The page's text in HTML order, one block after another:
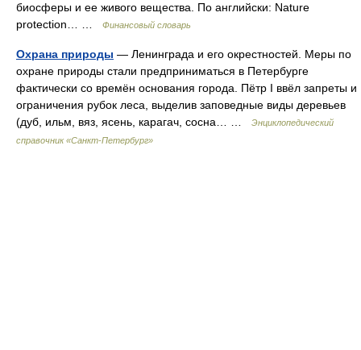
биосферы и ее живого вещества. По английски: Nature
protection… …
Финансовый словарь
Охрана природы — Ленинграда и его окрестностей. Меры по
охране природы стали предприниматься в Петербурге
фактически со времён основания города. Пётр I ввёл запреты и
ограничения рубок леса, выделив заповедные виды деревьев
(дуб, ильм, вяз, ясень, карагач, сосна… …
Энциклопедический
справочник «Санкт-Петербург»